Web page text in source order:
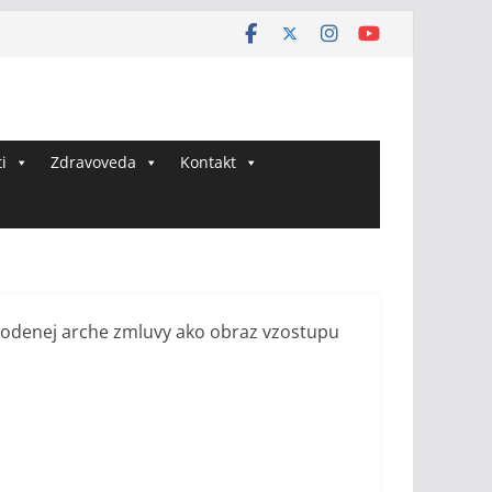
Zdravoveda Kontakt